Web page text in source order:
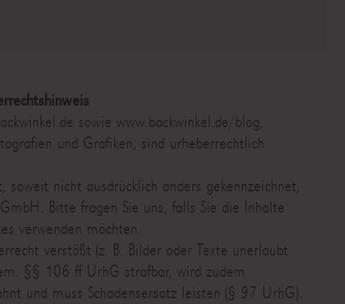
sowie www.backwinkel.de/blog,
und Grafiken, sind urheberrechtlich
soweit nicht ausdrücklich anders gekennzeichnet,
Bitte fragen Sie uns, falls Sie die Inhalte
verwenden möchten.
verstößt (z. B. Bilder oder Texte unerlaubt
§§ 106 ff UrhG strafbar, wird zudem
und muss Schadensersatz leisten (§ 97 UrhG).